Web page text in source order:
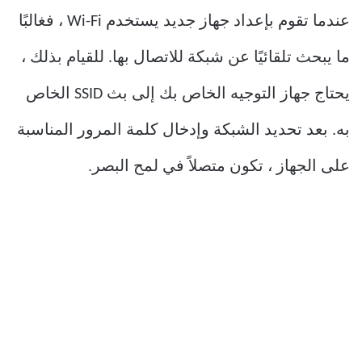
عندما تقوم بإعداد جهاز جديد يستخدم Wi-Fi ، فغالبًا
ما يبحث تلقائيًا عن شبكة للاتصال بها. للقيام بذلك ،
يحتاج جهاز التوجيه الخاص بك إلى بث SSID الخاص
به. بعد تحديد الشبكة وإدخال كلمة المرور المناسبة
على الجهاز ، تكون متصلاً في لمح البصر.